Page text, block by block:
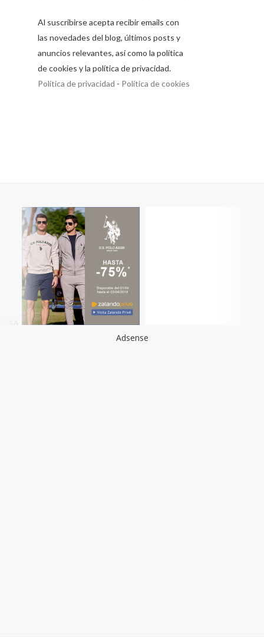
Al suscribirse acepta recibir emails con
las novedades del blog, últimos posts y
anuncios relevantes, así como la política
de cookies y la política de privacidad.
Política de privacidad - Política de cookies
Adsense